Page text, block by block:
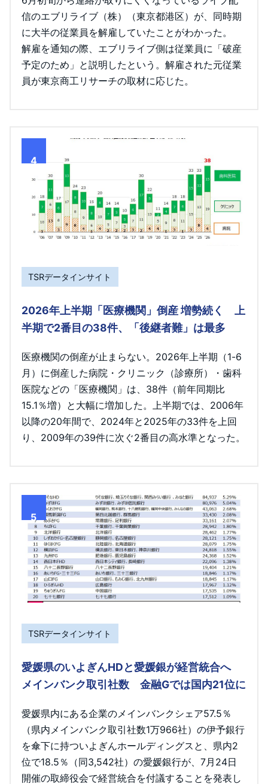
信のエブリライブ（株）（東京都港区）が、同時期
に大半の従業員を解雇していたことがわかった。
解雇を通知の際、エブリライブ側は従業員に「破産
予定のため」と説明したという。解雇された元従業
員が東京商工リサーチの取材に応じた。
4
TSRデータインサイト
2026年上半期「医療機関」倒産 増勢続く 上
半期で2番目の38件、「後継者難」は最多
医療機関の倒産が止まらない。2026年上半期（1-6
月）に倒産した病院・クリニック（診療所）・歯科
医院などの「医療機関」は、38件（前年同期比
15.1％増）と大幅に増加した。上半期では、2006年
以降の20年間で、2024年と2025年の33件を上回
り、2009年の39件に次ぐ2番目の高水準となった。
5
TSRデータインサイト
愛媛県のいよぎんHDと愛媛銀が経営統合へ
メインバンク取引社数 金融Gでは国内21位に
愛媛県内にある企業のメインバンクシェア57.5％
（県内メインバンク取引社数1万966社）の伊予銀行
を傘下に持ついよぎんホールディングスと、県内2
位で18.5％（同3,542社）の愛媛銀行が、7月24日
開催の取締役会で経営統合を付議することを発表し